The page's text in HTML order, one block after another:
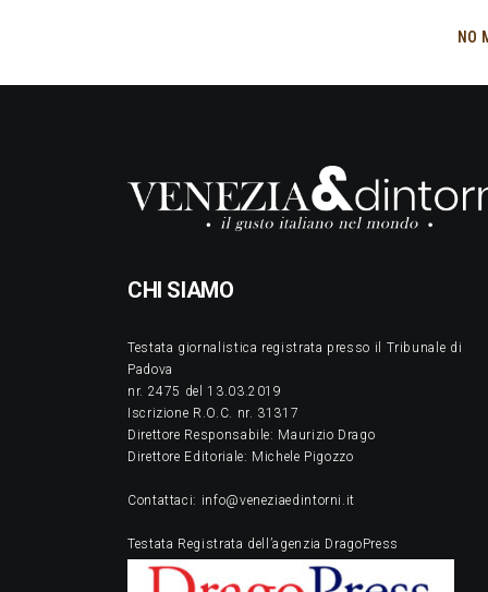
NO
CHI SIAMO
Testata giornalistica registrata presso il Tribunale di
Padova
nr. 2475 del 13.03.2019
Iscrizione R.O.C. nr. 31317
Direttore Responsabile: Maurizio Drago
Direttore Editoriale: Michele Pigozzo
Contattaci: info@veneziaedintorni.it
Testata Registrata dell’agenzia DragoPress